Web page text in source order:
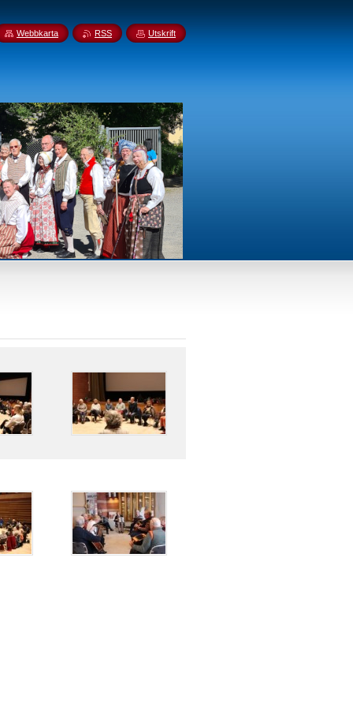
Webbkarta RSS Utskrift